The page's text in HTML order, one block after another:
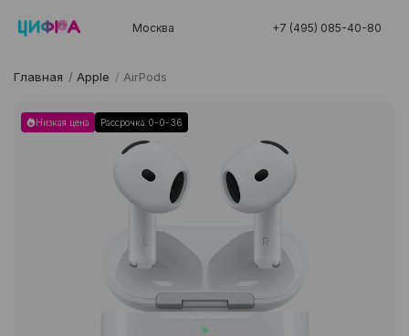
Москва +7 (495) 085-40-80
Главная / Apple / AirPods
Низкая цена Рассрочка 0-0-36